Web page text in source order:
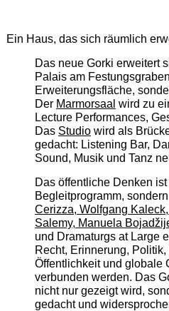
Ein Haus, das sich räumlich
Das neue Gorki erweitert
Palais am
Erweiterungsfläche,
Der Marmorsaal wird zu
Lecture Performances,
Das Studiowird als
gedacht: Listening Bar,
Sound, Musik und Tanz
Das öffentliche Denken
Begleitprogramm,
Cerizza, Wolfgang
Salemy, Manuela
und Dramaturgs at Large
Recht, Erinnerung,
Öffentlichkeit und globale
verbunden werden. Das
nicht nur gezeigt wird,
gedacht und